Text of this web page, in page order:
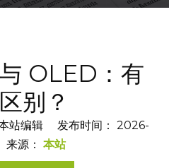
OLED：有
别？
站编辑 发布时间： 2026-
源： 本站